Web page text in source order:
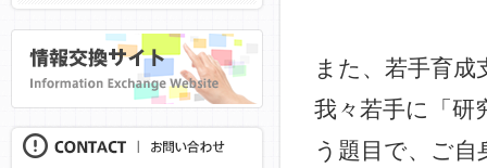
また、若手育成
我々若手に「研
う題目で、ご